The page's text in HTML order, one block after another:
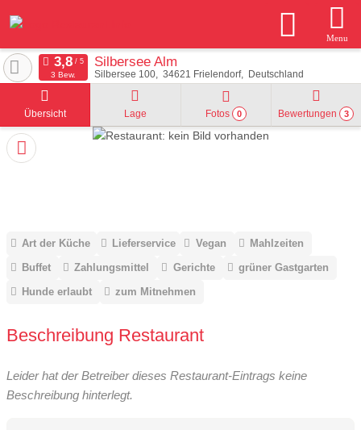
Menu
Silbersee Alm
Silbersee 100 34621 Frielendorf Deutschland
3 Bew.
Übersicht Lage Fotos 0 Bewertungen 3
Art der Küche Lieferservice Vegan
Mahlzeiten
Buffet
Zahlungsmittel Gerichte
grüner Gastgarten
Hunde erlaubt
zum Mitnehmen
Beschreibung Restaurant
Leider hat der Betreiber dieses Restaurant-Eintrags keine
Beschreibung hinterlegt.